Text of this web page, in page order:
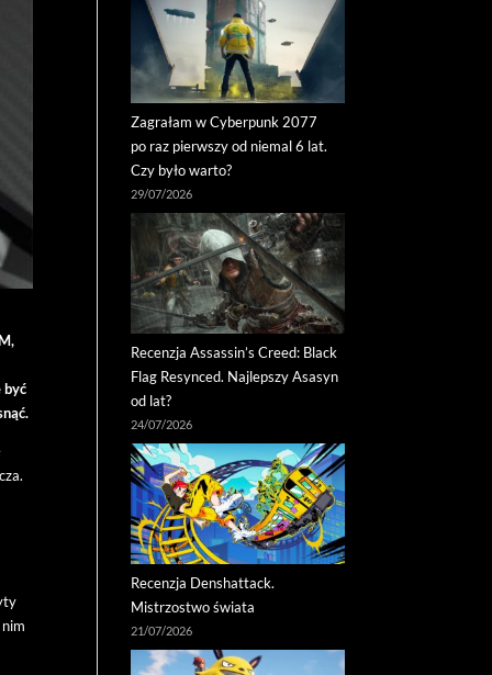
być
Zagrałam w Cyberpunk 2077
po raz pierwszy od niemal 6 lat.
Czy było warto?
29/07/2026
Recenzja Assassin’s Creed: Black
Flag Resynced. Najlepszy Asasyn
od lat?
24/07/2026
Recenzja Denshattack.
Mistrzostwo świata
21/07/2026